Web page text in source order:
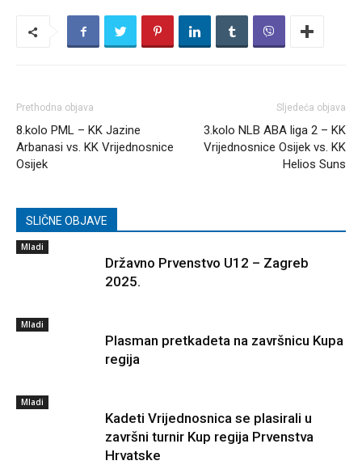
Prethodna objava
8.kolo PML – KK Jazine
Arbanasi vs. KK Vrijednosnice
Osijek
Sljedeća objava
3.kolo NLB ABA liga 2 – KK
Vrijednosnice Osijek vs. KK
Helios Suns
SLIČNE OBJAVE
Mladi
Državno Prvenstvo U12 – Zagreb
2025.
Mladi
Plasman pretkadeta na završnicu Kupa
regija
Mladi
Kadeti Vrijednosnica se plasirali u
završni turnir Kup regija Prvenstva
Hrvatske